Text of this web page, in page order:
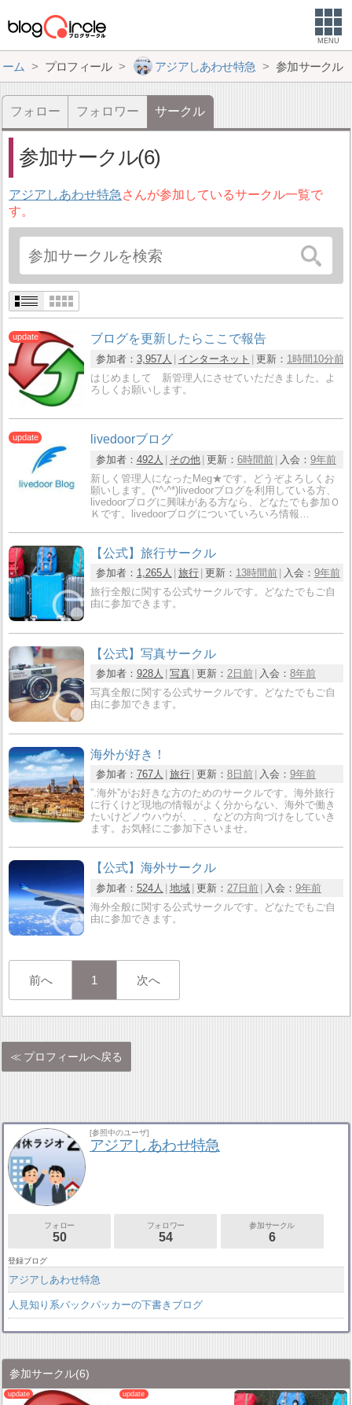
MENU
ム プロフィール アジアしあわせ特急 参加サークル
フォロー フォロワー サークル
参加サークル(6)
アジアしあわせ特急 さんが参加しているサークル一覧で
す。
ブログを更新したらここで報告
参加者： 3,957人 インターネット 更新： 1時間10分前
はじめまして 新管理人にさせていただきました。よ
ろしくお願いします。
livedoorブログ
参加者： 492人 その他 更新： 6時間前 入会： 9年前
新しく管理人になったMeg★です。どうぞよろしくお
願いします。(*^-^*)livedoorブログを利用している方、
livedoorブログに興味がある方なら、どなたでも参加Ｏ
Ｋです。livedoorブログについていろいろ情報…
【公式】旅行サークル
参加者： 1,265人 旅行 更新： 13時間前 入会： 9年前
旅行全般に関する公式サークルです。どなたでもご自
由に参加できます。
【公式】写真サークル
参加者： 928人 写真 更新： 2日前 入会： 8年前
写真全般に関する公式サークルです。どなたでもご自
由に参加できます。
海外が好き！
参加者： 767人 旅行 更新： 8日前 入会： 9年前
”.海外”がお好きな方のためのサークルです。海外旅行
に行くけど現地の情報がよく分からない、海外で働き
たいけどノウハウが、、、などの方向づけをしていき
ます。お気軽にご参加下さいませ。
【公式】海外サークル
参加者： 524人 地域 更新： 27日前 入会： 9年前
海外全般に関する公式サークルです。どなたでもご自
由に参加できます。
前へ 1 次へ
プロフィールへ戻る
[参照中のユーザ]
アジアしあわせ特急
フォロー
50
フォロワー
54
参加サークル
6
登録ブログ
アジアしあわせ特急
人見知り系バックパッカーの下書きブログ
参加サークル(6)